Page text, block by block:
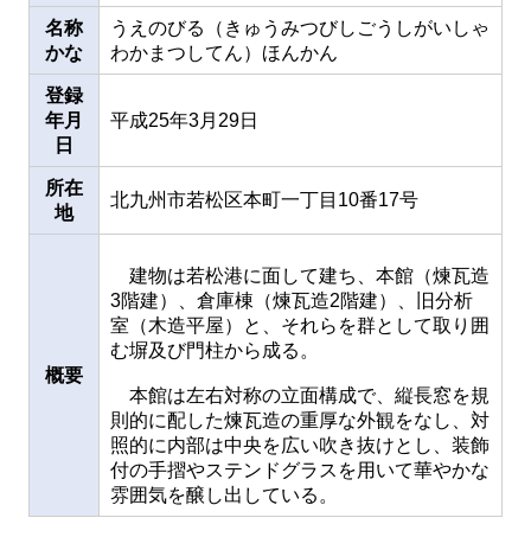
名称
かな
うえのびる（きゅうみつびしごうしがいしゃ
わかまつしてん）ほんかん
登録
年月
日
平成25年3月29日
所在
地
北九州市若松区本町一丁目10番17号
概要
建物は若松港に面して建ち、本館（煉瓦造
3階建）、倉庫棟（煉瓦造2階建）、旧分析
室（木造平屋）と、それらを群として取り囲
む塀及び門柱から成る。
本館は左右対称の立面構成で、縦長窓を規
則的に配した煉瓦造の重厚な外観をなし、対
照的に内部は中央を広い吹き抜けとし、装飾
付の手摺やステンドグラスを用いて華やかな
雰囲気を醸し出している。